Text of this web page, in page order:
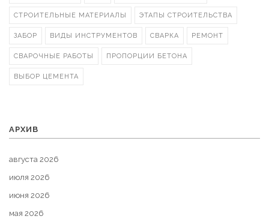
СТРОИТЕЛЬНЫЕ МАТЕРИАЛЫ ЭТАПЫ СТРОИТЕЛЬСТВА
ЗАБОР ВИДЫ ИНСТРУМЕНТОВ СВАРКА РЕМОНТ
СВАРОЧНЫЕ РАБОТЫ ПРОПОРЦИИ БЕТОНА
ВЫБОР ЦЕМЕНТА
АРХИВ
августа 2026
июля 2026
июня 2026
мая 2026